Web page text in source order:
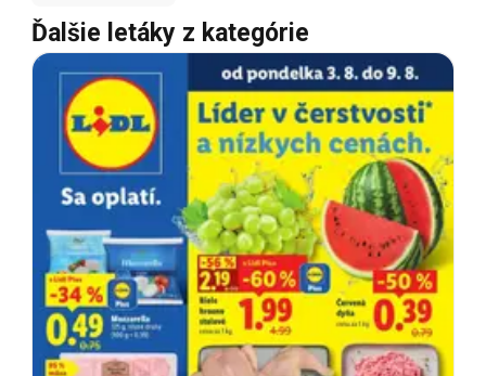
Ďalšie letáky z kategórie